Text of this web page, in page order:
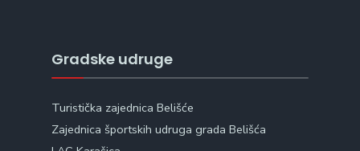
Gradske udruge
Turistička zajednica Belišće
Zajednica športskih udruga grada Belišća